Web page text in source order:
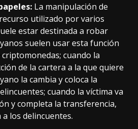
La manipulación de
utilizado por varios
estar destinada a robar
suelen usar esta función
cuando la
de la cartera a la que quiere
la cambia y coloca la
cuando la víctima va
y completa la transferencia,
los delincuentes.